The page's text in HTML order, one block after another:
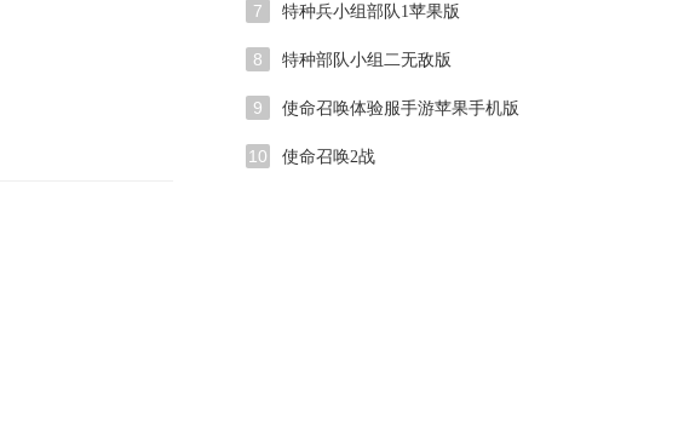
7 特种兵小组部队1苹果版
8 特种部队小组二无敌版
9 使命召唤体验服手游苹果手机版
10 使命召唤2战